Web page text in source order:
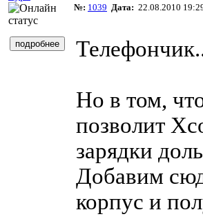
№: 1039 Дата: 22.08.2010
Но в том,
позволит
зарядки
Добавим
корпус и